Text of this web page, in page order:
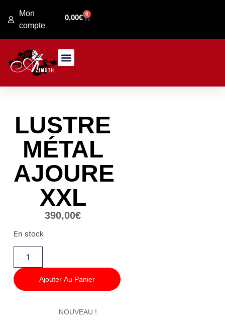
0,00€ 0
Mon
compte
LUSTRE
MÉTAL
AJOURE
XXL
390,00€
En stock
Ajouter Au Panier
NOUVEAU !